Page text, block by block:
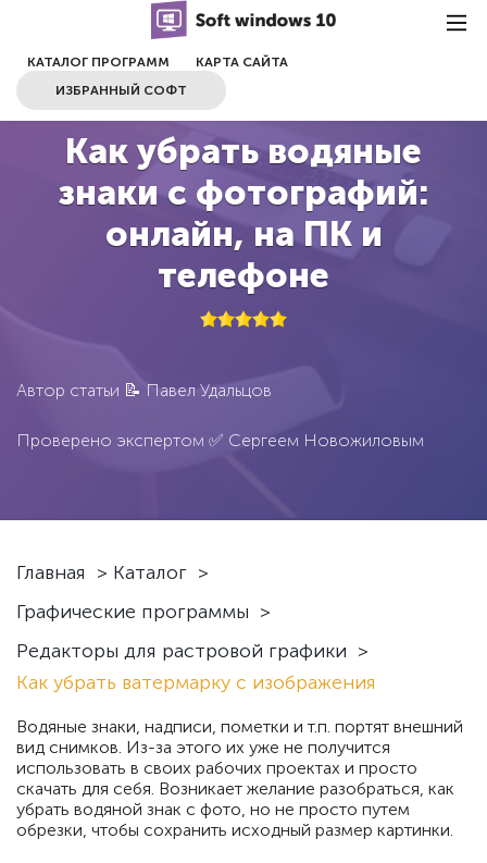
КАТАЛОГ ПРОГРАММ
КАРТА САЙТА
ИЗБРАННЫЙ СОФТ
Как убрать водяные
знаки с фотографий:
онлайн, на ПК и
телефоне
Автор статьи 📝 Павел Удальцов
Проверено экспертом ✅ Сергеем Новожиловым
Главная > Каталог >
Графические программы >
Редакторы для растровой графики >
Как убрать ватермарку с изображения
Водяные знаки, надписи, пометки и т.п. портят внешний
вид снимков. Из-за этого их уже не получится
использовать в своих рабочих проектах и просто
скачать для себя. Возникает желание разобраться, как
убрать водяной знак с фото, но не просто путем
обрезки, чтобы сохранить исходный размер картинки.